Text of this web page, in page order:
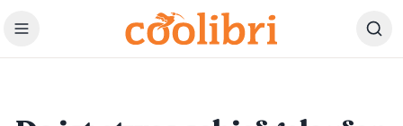
Zum Hauptinhalt springen